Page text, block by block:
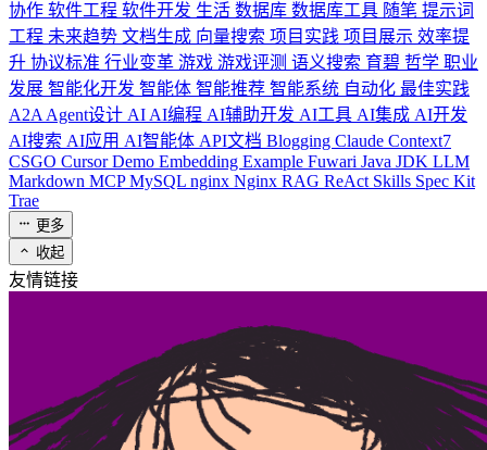
协作 软件工程 软件开发 生活 数据库 数据库工具 随笔 提示词
工程 未来趋势 文档生成 向量搜索 项目实践 项目展示 效率提
升 协议标准 行业变革 游戏 游戏评测 语义搜索 育碧 哲学 职业
发展 智能化开发 智能体 智能推荐 智能系统 自动化 最佳实践
A2A Agent设计 AI AI编程 AI辅助开发 AI工具 AI集成 AI开发
AI搜索 AI应用 AI智能体 API文档 Blogging Claude Context7
CSGO CursorDemo Embedding Example Fuwari Java JDK LLM
Markdown MCPMySQL nginx Nginx RAG ReAct Skills Spec Kit
Trae
更多
收起
友情链接